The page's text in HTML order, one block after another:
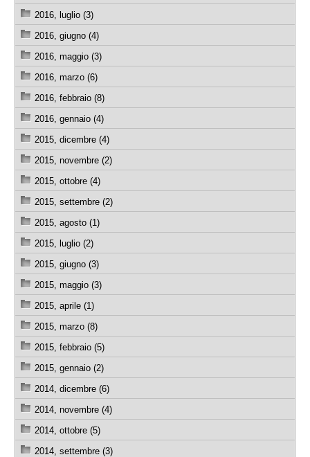
2016, luglio (3)
2016, giugno (4)
2016, maggio (3)
2016, marzo (6)
2016, febbraio (8)
2016, gennaio (4)
2015, dicembre (4)
2015, novembre (2)
2015, ottobre (4)
2015, settembre (2)
2015, agosto (1)
2015, luglio (2)
2015, giugno (3)
2015, maggio (3)
2015, aprile (1)
2015, marzo (8)
2015, febbraio (5)
2015, gennaio (2)
2014, dicembre (6)
2014, novembre (4)
2014, ottobre (5)
2014, settembre (3)